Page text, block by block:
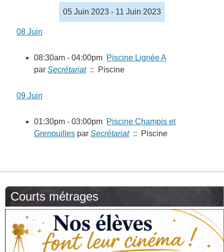
05 Juin 2023 - 11 Juin 2023
08 Juin
08:30am - 04:00pm Piscine Lignée A
par Secrétariat:: Piscine
09 Juin
01:30pm - 03:00pm Piscine Champis et
Grenouilles par Secrétariat:: Piscine
Courts métrages